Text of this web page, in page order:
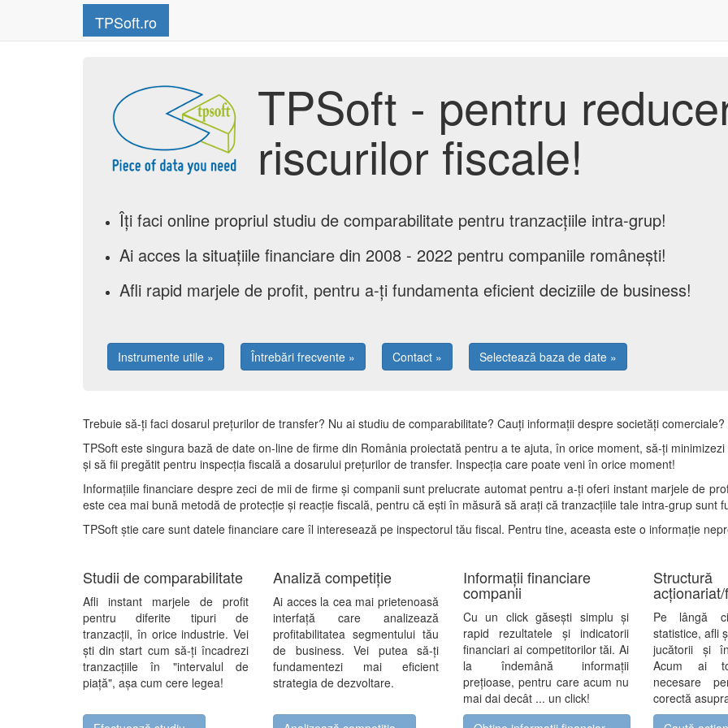
TPSoft.ro
TPSoft - pentru
riscurilor fiscale!
Îți faci online propriul studiu de comparabilitate pentru tranzacțiile intra-grup!
Ai acces la situațiile financiare din 2008 - 2022 pentru companiile românești!
Afli rapid marjele de profit, pentru a-ți fundamenta eficient deciziile de business!
Instrumente utile » Întrebări frecvente » Contact » Selectează baza de date »
Trebuie să-ți faci dosarul prețurilor de transfer? Nu ai studiu de comparabilitate? Cauți informații despre societăți
TPSoft este singura bază de date on-line de firme din România proiectată pentru a te ajuta, în orice moment, să-ți
și să fii pregătit pentru inspecția fiscală a dosarului prețurilor de transfer. Inspecția care poate veni în orice moment!
Informațiile financiare despre zeci de mii de firme și companii sunt prelucrate automat pentru a-ți oferi instant marjele de
este cea mai bună metodă de protecție și reacție fiscală, pentru că ești în măsură să arați că tranzacțiile tale intra-grup sunt
TPSoft știe care sunt datele financiare care îl interesează pe inspectorul tău fiscal. Pentru tine, aceasta este o informație
Studii de comparabilitate
Afli instant marjele de profit
pentru diferite tipuri de
tranzacții, în orice industrie. Vei
ști din start cum să-ți încadrezi
tranzacțiile în "intervalul de
piață", așa cum cere legea!
Analiză competiție
Ai acces la cea mai prietenoasă
interfață care analizează
profitabilitatea segmentului tău
de business. Vei putea să-ți
fundamentezi mai eficient
strategia de dezvoltare.
Informații financiare
companii
Cu un click găsești simplu și
rapid rezultatele și indicatorii
financiari ai competitorilor tăi. Ai
la îndemână informații
prețioase, pentru care acum nu
mai dai decât ... un click!
Structură
Pe lângă
statistice, afli
jucătorii și
Acum ai
necesare
corectă